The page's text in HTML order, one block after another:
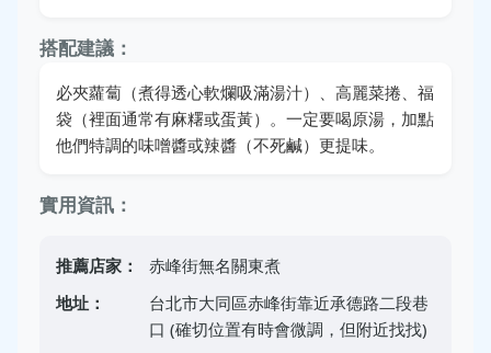
搭配建議：
必夾蘿蔔（煮得透心軟爛吸滿湯汁）、高麗菜捲、福
袋（裡面通常有麻糬或蛋黃）。一定要喝原湯，加點
他們特調的味噌醬或辣醬（不死鹹）更提味。
實用資訊：
推薦店家：
赤峰街無名關東煮
地址：
台北市大同區赤峰街靠近承德路二段巷
口 (確切位置有時會微調，但附近找找)